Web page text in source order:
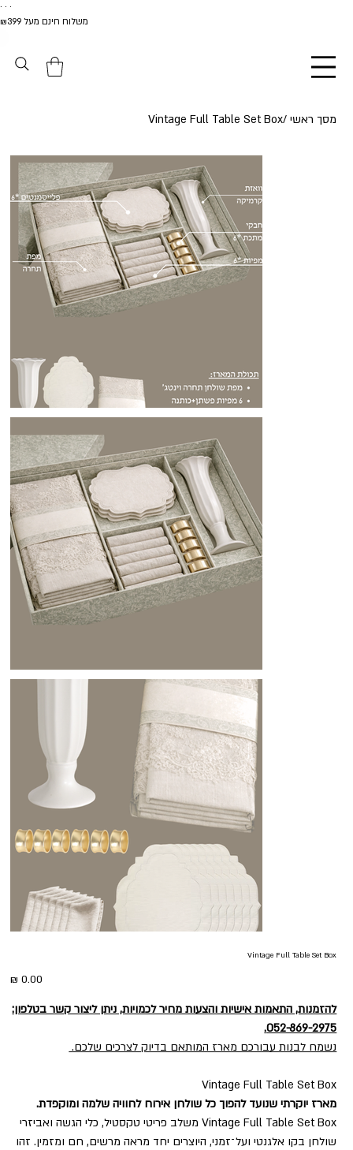
מסך ראשי /
Vintage Full Table Set Box
Vintage Full Table Set Box
להזמנות, התאמות אישיות והצעות מחיר לכמויות, ניתן ליצור קשר בטלפון:
052-869-2975.
נשמח לבנות עבורכם מארז המותאם בדיוק לצרכים שלכם.
Vintage Full Table Set Box
מארז יוקרתי שנועד להפוך כל שולחן אירוח לחוויה שלמה ומוקפדת.
Vintage Full Table Set Box משלב פריטי טקסטיל, כלי הגשה ואביזרי
שולחן בקו אלגנטי ועל־זמני, היוצרים יחד מראה מרשים, חם ומזמין. זהו